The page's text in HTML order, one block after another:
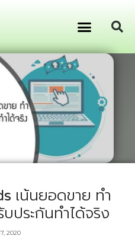
เน้นยอดขาย ทำ
บประกันทำได้จริง
2020